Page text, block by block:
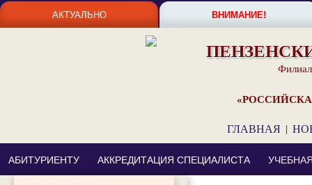
АКТУАЛЬНО ВНИМАНИЕ!
ГЛАВНАЯ |
АБИТУРИЕНТУ АККРЕДИТАЦИЯ СПЕЦИАЛИСТА